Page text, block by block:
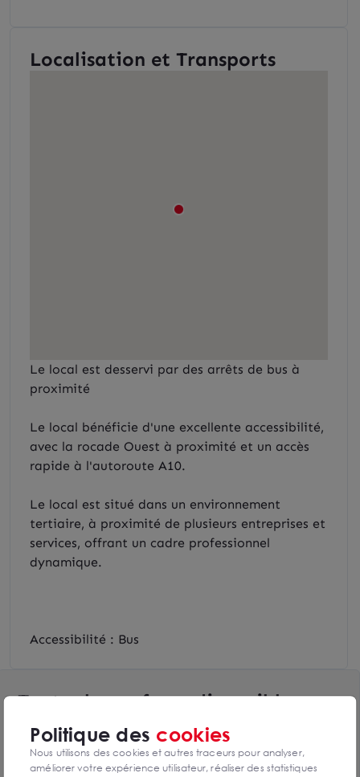
Localisation et Transports
Le local est desservi par des arrêts de bus à
proximité
Le local bénéficie d'une excellente accessibilité,
avec la rocade Ouest à proximité et un accès
rapide à l'autoroute A10.
Le local est situé dans un environnement
tertiaire, à proximité de plusieurs entreprises et
services, offrant un cadre professionnel
dynamique.
Accessibilité : Bus
Toutes les surfaces disponibles
Voir le tableau complet
Politique des cookies
Nous utilisons des cookies et autres traceurs pour analyser,
améliorer votre expérience utilisateur, réaliser des statistiques